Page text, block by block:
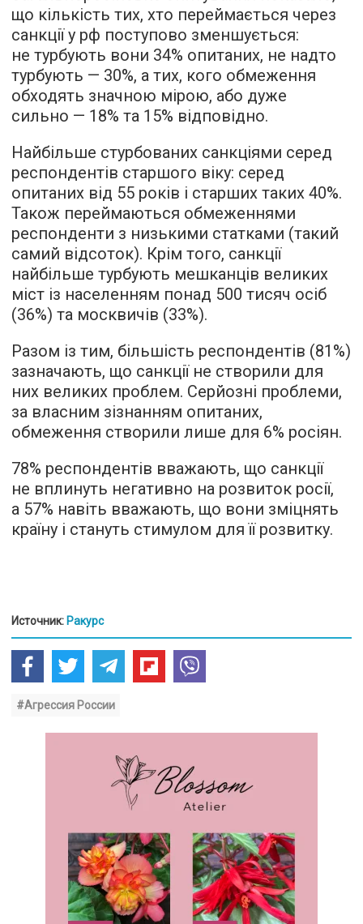
що кількість тих, хто переймається через
санкції у рф поступово зменшується:
не турбують вони 34% опитаних, не надто
турбують — 30%, а тих, кого обмеження
обходять значною мірою, або дуже
сильно — 18% та 15% відповідно.
Найбільше стурбованих санкціями серед
респондентів старшого віку: серед
опитаних від 55 років і старших таких 40%.
Також переймаються обмеженнями
респонденти з низькими статками (такий
самий відсоток). Крім того, санкції
найбільше турбують мешканців великих
міст із населенням понад 500 тисяч осіб
(36%) та москвичів (33%).
Разом із тим, більшість респондентів (81%)
зазначають, що санкції не створили для
них великих проблем. Серйозні проблеми,
за власним зізнанням опитаних,
обмеження створили лише для 6% росіян.
78% респондентів вважають, що санкції
не вплинуть негативно на розвиток росії,
а 57% навіть вважають, що вони зміцнять
країну і стануть стимулом для її розвитку.
Источник: Ракурс
#Агрессия России